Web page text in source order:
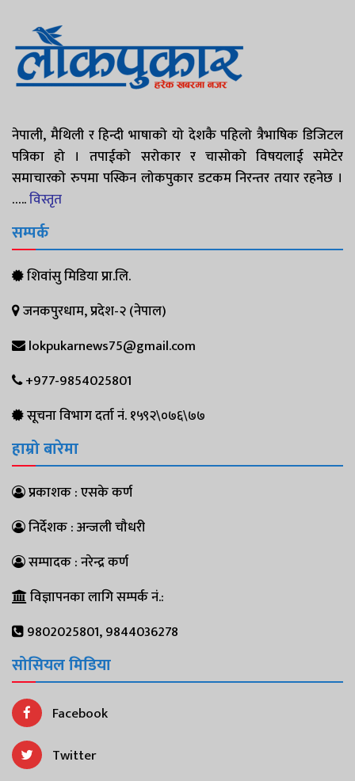
नेपाली, मैथिली र हिन्दी भाषाको यो देशकै पहिलो त्रैभाषिक डिजिटल
पत्रिका हो । तपाईको सरोकार र चासोको विषयलाई समेटेर
समाचारको रुपमा पस्किन लोकपुकार डटकम निरन्तर तयार रहनेछ ।
…..विस्तृत
सम्पर्क
शिवांसु मिडिया प्रा.लि.
जनकपुरधाम, प्रदेश-२ (नेपाल)
lokpukarnews75@gmail.com
+977-9854025801
सूचना विभाग दर्ता नं. १५९२\०७६\७७
हाम्रो बारेमा
प्रकाशक : एसके कर्ण
निर्देशक : अन्जली चौधरी
सम्पादक : नरेन्द्र कर्ण
विज्ञापनका लागि सम्पर्क नं.:
9802025801, 9844036278
सोसियल मिडिया
Facebook
Twitter